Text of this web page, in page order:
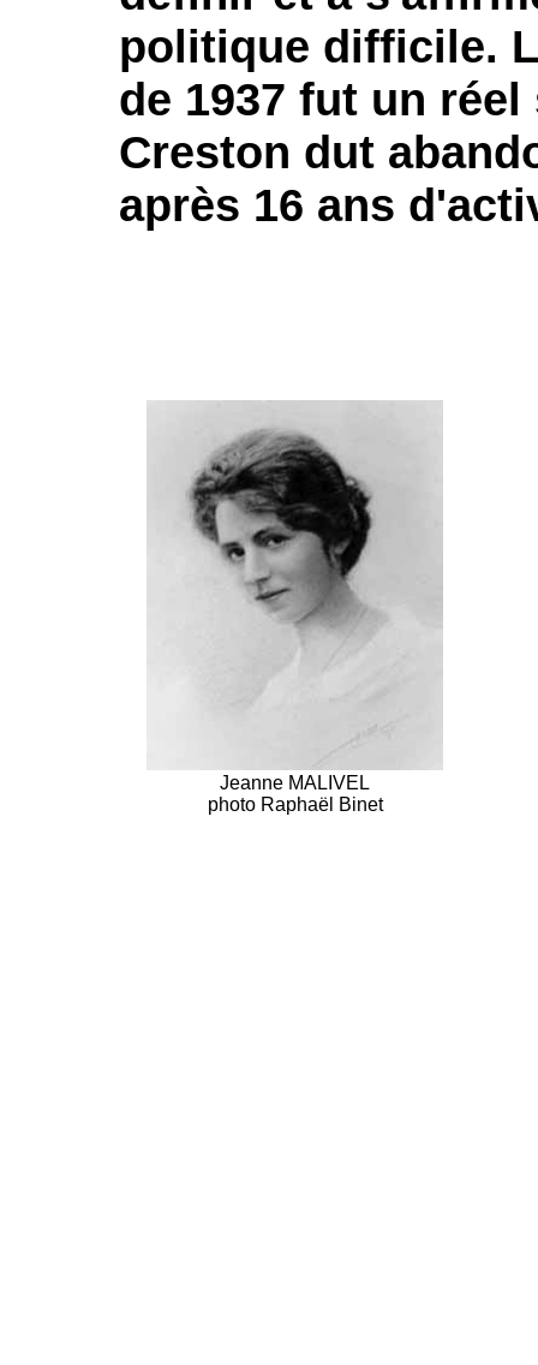
politique difficile.
de 1937 fut un
Creston dut
après 16 ans
Jeanne MALIVEL
photo Raphaël Binet